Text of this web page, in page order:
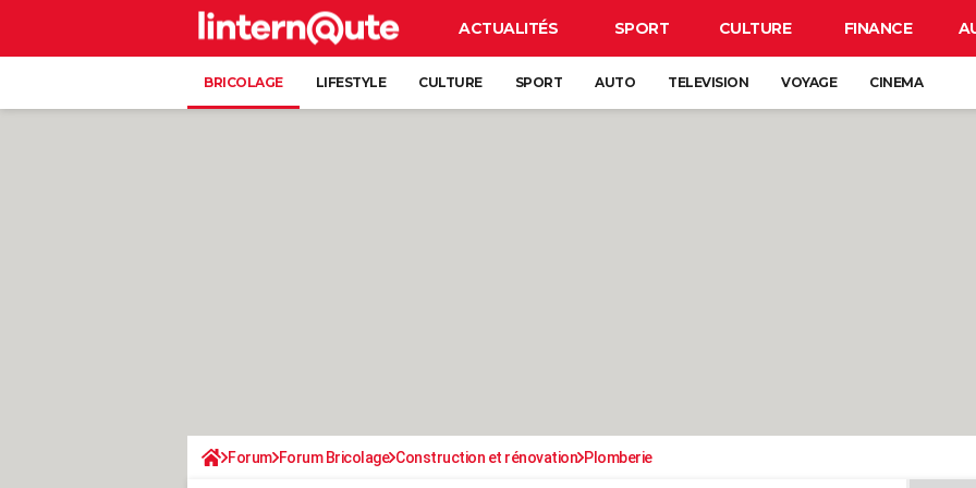
ACTUALITÉS SPORT CULTURE FINANCE
BRICOLAGE LIFESTYLE CULTURE SPORT AUTO TELEVISION VOYAGE CINEMA
Forum Forum Bricolage Construction et rénovation Plomberie